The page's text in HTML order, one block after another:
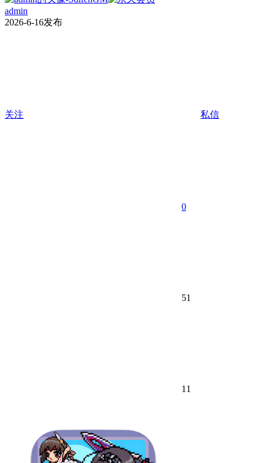
admin
2026-6-16发布
关注 私信
0
51
11